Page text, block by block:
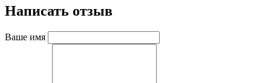
Написать отзыв
Ваше имя